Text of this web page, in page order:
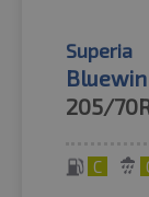
Superia
Bluewin
205/
C